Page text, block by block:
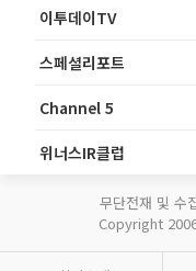
이투데이TV
스페셜리포트
Channel 5
위너스IR클럽
무단전재 및 수
Copyright